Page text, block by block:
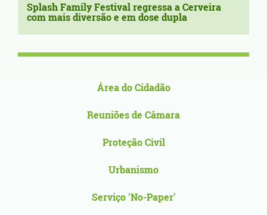
Splash Family Festival regressa a Cerveira
com mais diversão e em dose dupla
Área do Cidadão
Reuniões de Câmara
Proteção Civil
Urbanismo
Serviço 'No-Paper'